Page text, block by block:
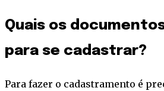
Quais os
para se cadastrar?
Para fazer o cadastramento é